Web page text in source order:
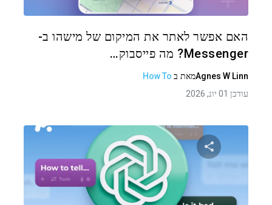
האם אפשר לאתר את המיקום של מישהו ב-
Messenger? מה פייסבוק…
Agnes W Linnמאת ב How To
עודכן 01 יונ, 2026
שתף מאמר זה